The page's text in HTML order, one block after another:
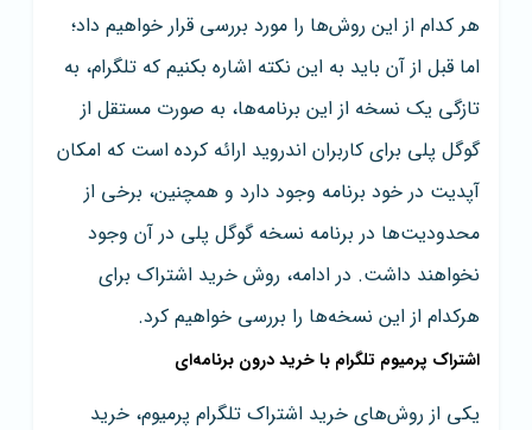
هر کدام از این روش‌ها را مورد بررسی قرار خواهیم داد؛
اما قبل از آن باید به این نکته اشاره بکنیم که تلگرام، به
تازگی یک نسخه از این برنامه‌ها، به صورت مستقل از
گوگل پلی برای کاربران اندروید ارائه کرده است که امکان
آپدیت در خود برنامه وجود دارد و همچنین، برخی از
محدودیت‌ها در برنامه نسخه گوگل پلی در آن وجود
نخواهند داشت. در ادامه، روش خرید اشتراک برای
هرکدام از این نسخه‌ها را بررسی خواهیم کرد.
اشتراک پرمیوم تلگرام با خرید درون برنامه‌ای
یکی از روش‌های خرید اشتراک تلگرام پرمیوم، خرید